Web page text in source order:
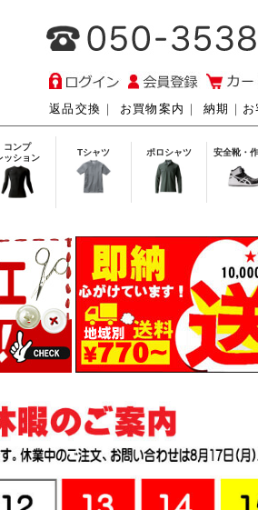
返品交換 ｜ お買物案内 ｜ 納期 ｜
コンプ
ッション
Tシャツ ポロシャツ 安全靴・